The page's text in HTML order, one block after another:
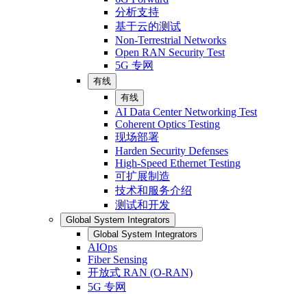
分析支持
基于云的测试
Non-Terrestrial Networks
Open RAN Security Test
5G 专网
有线
有线
AI Data Center Networking Test
Coherent Optics Testing
现场部署
Harden Security Defenses
High-Speed Ethernet Testing
可扩展制造
技术和服务介绍
测试和开发
Global System Integrators
Global System Integrators
AIOps
Fiber Sensing
开放式 RAN (O-RAN)
5G 专网